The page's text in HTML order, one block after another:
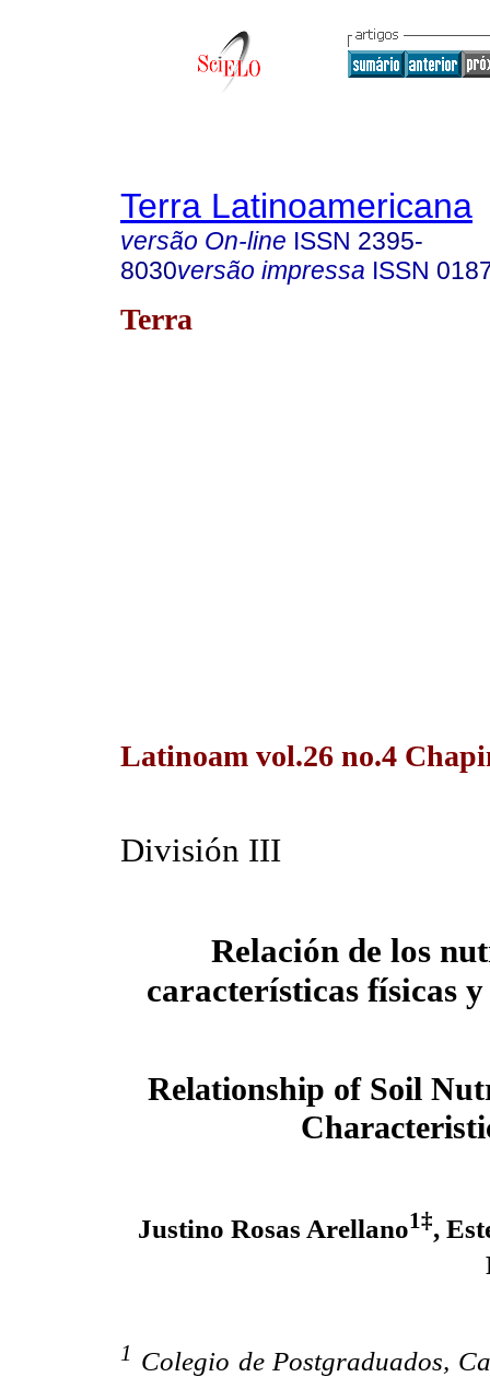
Terra Latinoamericana
versão On-line ISSN 2395-
8030versão impressa ISSN
Terra
Latinoam vol.26 no.4
División III
Relación de los
características físicas
Relationship of Soil
Justino Rosas Arellano1‡,
1 Colegio de Postgraduados,